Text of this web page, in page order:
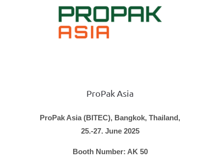
ProPak Asia
ProPak Asia (BITEC), Bangkok, Thailand,
25.-27. June 2025
Booth Number: AK 50